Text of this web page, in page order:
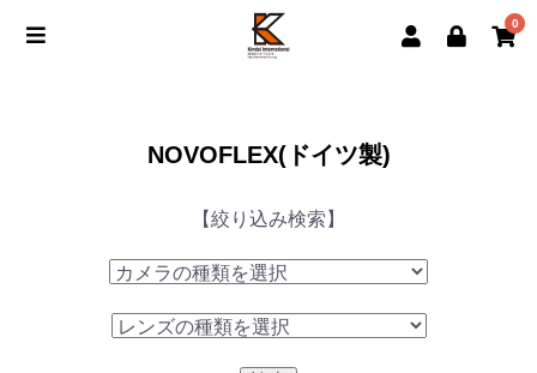
0
NOVOFLEX(ドイツ製)
【絞り込み検索】